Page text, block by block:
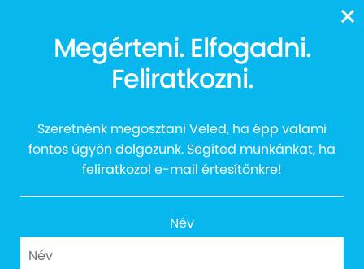
Kék Szív telefontok
Megérteni. Elfogadni.
Feliratkozni.
Szeretnénk megosztani Veled, ha épp valami
fontos ügyön dolgozunk. Segíted munkánkat, ha
feliratkozol e-mail értesítőnkre!
Név